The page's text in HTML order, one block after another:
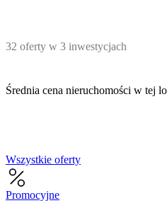
32 oferty w 3 inwestycjach
Średnia cena nieruchomości w tej
Wszystkie oferty
Promocyjne